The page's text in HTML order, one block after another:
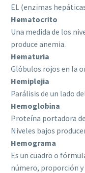
EL (enzimas
Hematocrito
Una medida de los
produce anemia.
Hematuria
Glóbulos rojos en la
Hemiplejia
Parálisis de un lado
Hemoglobina
Proteína portadora
Niveles bajos
Hemograma
Es un cuadro o
número, proporción